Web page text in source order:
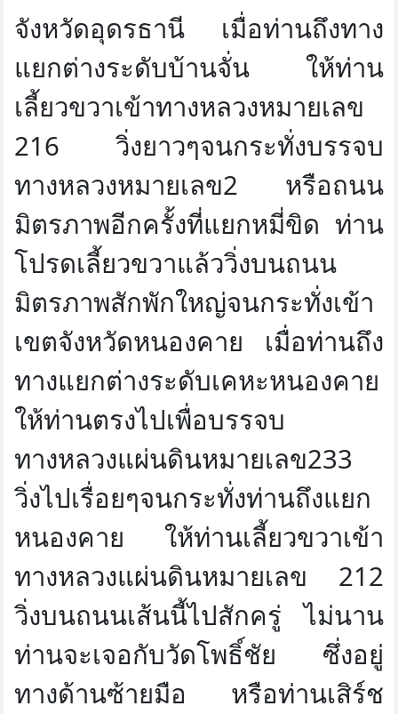
จังหวัดอุดรธานี เมื่อท่านถึงทาง
แยกต่างระดับบ้านจั่น ให้ท่าน
เลี้ยวขวาเข้าทางหลวงหมายเลข
216 วิ่งยาวๆจนกระทั่งบรรจบ
ทางหลวงหมายเลข2 หรือถนน
มิตรภาพอีกครั้งที่แยกหมี่ขิด ท่าน
โปรดเลี้ยวขวาแล้ววิ่งบนถนน
มิตรภาพสักพักใหญ่จนกระทั่งเข้า
เขตจังหวัดหนองคาย เมื่อท่านถึง
ทางแยกต่างระดับเคหะหนองคาย
ให้ท่านตรงไปเพื่อบรรจบ
ทางหลวงแผ่นดินหมายเลข233
วิ่งไปเรื่อยๆจนกระทั่งท่านถึงแยก
หนองคาย ให้ท่านเลี้ยวขวาเข้า
ทางหลวงแผ่นดินหมายเลข 212
วิ่งบนถนนเส้นนี้ไปสักครู่ ไม่นาน
ท่านจะเจอกับวัดโพธิ์ชัย ซึ่งอยู่
ทางด้านซ้ายมือ หรือท่านเสิร์ช